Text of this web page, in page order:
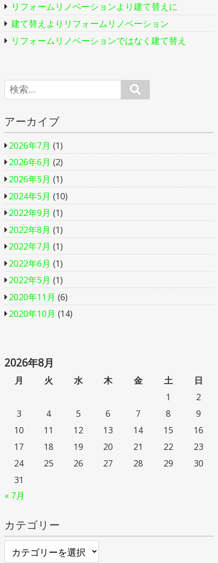
リフォームリノベーションより建て替えに
建て替えよりリフォームリノベーション
リフォームリノベーションではなく建て替え
アーカイブ
2026年7月 (1)
2026年6月 (2)
2026年5月 (1)
2024年5月 (10)
2022年9月 (1)
2022年8月 (1)
2022年7月 (1)
2022年6月 (1)
2022年5月 (1)
2020年11月 (6)
2020年10月 (14)
2026年8月
月 火 水 木 金 土
日
1
2
3
4 5 6 7 8
9
10
11 12 13 14 15
16
17
18 19 20 21 22
23
24
25 26 27 28 29
30
31
« 7月
カテゴリー